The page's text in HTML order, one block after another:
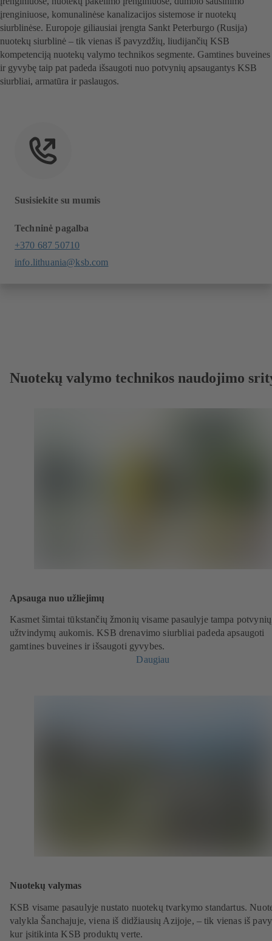
įrenginiuose, komunalinėse kanalizacijos sistemose ir nuotekų
siurblinėse. Europoje giliausiai įrengta Sankt Peterburgo (Rusija)
nuotekų siurblinė – tik vienas iš pavyzdžių, liudijančių KSB
kompetenciją nuotekų valymo technikos segmente. Gamtines buveines
ir gyvybę taip pat padeda išsaugoti nuo potvynių apsaugantys KSB
siurbliai, armatūra ir paslaugos.
Susisiekite su mumis
Techninė pagalba
+370 687 50710
info.lithuania@ksb.com
Nuotekų valymo technikos naudojimo
Apsauga nuo užliejimų
Kasmet šimtai tūkstančių žmonių visame pasaulyje tampa
užtvindymų aukomis. KSB drenavimo siurbliai padeda apsaugoti
gamtines buveines ir išsaugoti gyvybes.
Daugiau
Nuotekų valymas
KSB visame pasaulyje nustato nuotekų tvarkymo standartus.
valykla Šanchajuje, viena iš didžiausių Azijoje, – tik vienas iš
kur įsitikinta KSB produktų verte.